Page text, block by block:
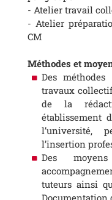
- Atelier travail
- Atelier
CM
Méthodes et
Des
travaux
de la
établissement
l’université,
l’insertion
Des
tuteurs ainsi